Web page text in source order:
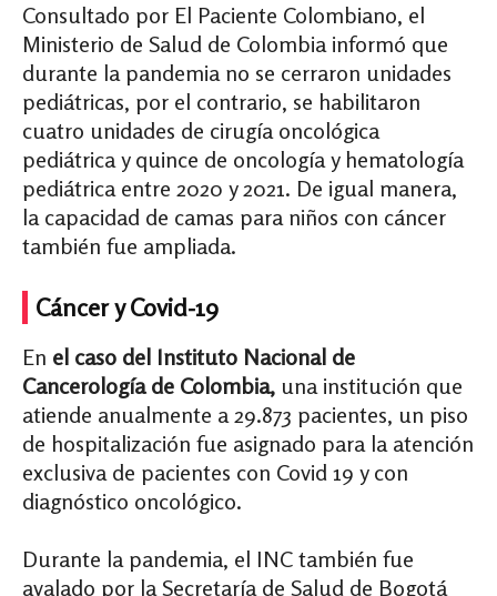
Consultado por El Paciente Colombiano, el
Ministerio de Salud de Colombia informó que
durante la pandemia no se cerraron unidades
pediátricas, por el contrario, se habilitaron
cuatro unidades de cirugía oncológica
pediátrica y quince de oncología y hematología
pediátrica entre 2020 y 2021. De igual manera,
la capacidad de camas para niños con cáncer
también fue ampliada.
Cáncer y Covid-19
En el caso del Instituto Nacional de
Cancerología de Colombia, una institución que
atiende anualmente a 29.873 pacientes, un piso
de hospitalización fue asignado para la atención
exclusiva de pacientes con Covid 19 y con
diagnóstico oncológico.
Durante la pandemia, el INC también fue
avalado por la Secretaría de Salud de Bogotá